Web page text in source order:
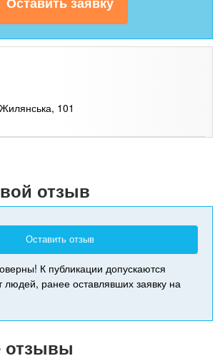
101
отзыв
Оставить отзыв
К публикации допускаются
людей, ранее оставлявших заявку на
отзывы